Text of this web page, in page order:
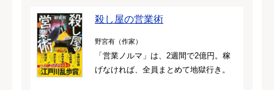
殺し屋の営業術
野宮有（作家）
「営業ノルマ」は、2週間で2億円。稼
げなければ、全員まとめて地獄行き。